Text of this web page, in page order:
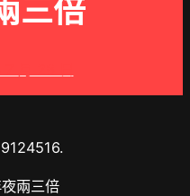
三倍
兩三倍